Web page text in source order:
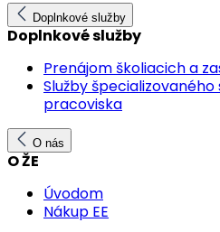
Doplnkové služby
Doplnkové služby
Prenájom školiacich a
Služby
pracoviska
O nás
O ŽE
Úvodom
Nákup EE